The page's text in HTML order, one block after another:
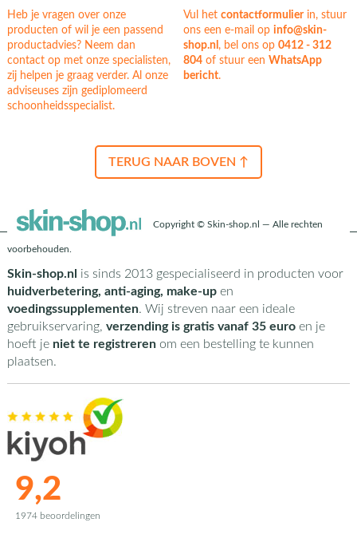
Heb je vragen over onze
producten of wil je een passend
productadvies? Neem dan
contact op met onze specialisten,
zij helpen je graag verder. Al onze
adviseuses zijn gediplomeerd
schoonheidsspecialist.
Vul hetcontactformulierin, stuur
ons een e-mail opinfo@skin-
shop.nl, bel ons op0412 - 312
804 of stuur eenWhatsApp
bericht.
TERUG NAAR BOVEN ↑
Copyright © Skin-shop.nl — Alle rechten
voorbehouden.
Skin-shop.nl is sinds 2013 gespecialiseerd in producten voor
huidverbetering, anti-aging, make-upen
voedingssupplementen. Wij streven naar een ideale
gebruikservaring, verzending is gratis vanaf 35 euroen je
hoeft je niet te registrerenom een bestelling te kunnen
plaatsen.
9,2
1974 beoordelingen